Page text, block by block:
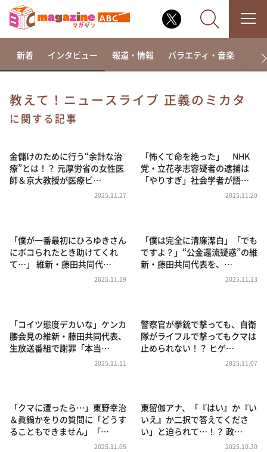
なるみ・岡村の過ぎるTV
これ余談なんですけど・・・
～人生密着トークバラエティ！～ やすとものいたっ
て真剣です
河合＆A.B.C-Z塚田×福井アナ「なんでやねん！？」
（news おかえり）
DAIGOも台所 ～きょうの献立 何にする？～
教えて！ニュースライブ 正義のミカタ
ＬＩＦＥ～夢のカタチ～
ザキ山小屋本館
ぺこぱのまるスポ
新着 インタビュー 報道・情報 バラエティ・音楽 ド
教えて！ニュースライブ 正義のミカタ
に関する記事
金儲けのために行う“余計な治
療”とは！？ 元厚労省の女性医
師＆京大教授が医療ビ…
2025.11.27
「怖くて命を絶った」 NHK
党・立花孝志容疑者の逮捕は
「やりすぎ」社会学者が語…
2025.11.20
「僕が一番最初にひろゆきさん
にボコられたとき助けてくれ
て…」 維新・藤田共同代…
2025.11.19
「僕は完全に清廉潔白」「でも
ですよ？」“公金還流疑惑”の維
新・藤田共同代表を、…
2025.11.13
「コイツ態度デカいな」ケンカ
腰会見の維新・藤田共同代表、
生放送番組で謝罪「本当…
2025.11.11
警察官が拳銃で撃っても、自衛
隊がライフルで撃ってもクマは
止められない！？ ヒゲ…
2025.11.07
「クマに遭ったら…」東野幸治
＆眞鍋かをりの質問に「どうす
ることもできません」「…
2025.11.05
東留伽アナ、「『はい』か『い
いえ』か二択で答えてくださ
い」と迫られて…！？ 政…
2025.10.30